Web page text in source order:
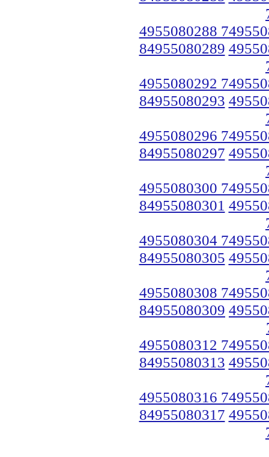
4955080288
84955080289
4955080292
84955080293
4955080296
84955080297
4955080300
84955080301
4955080304
84955080305
4955080308
84955080309
4955080312
84955080313
4955080316
84955080317